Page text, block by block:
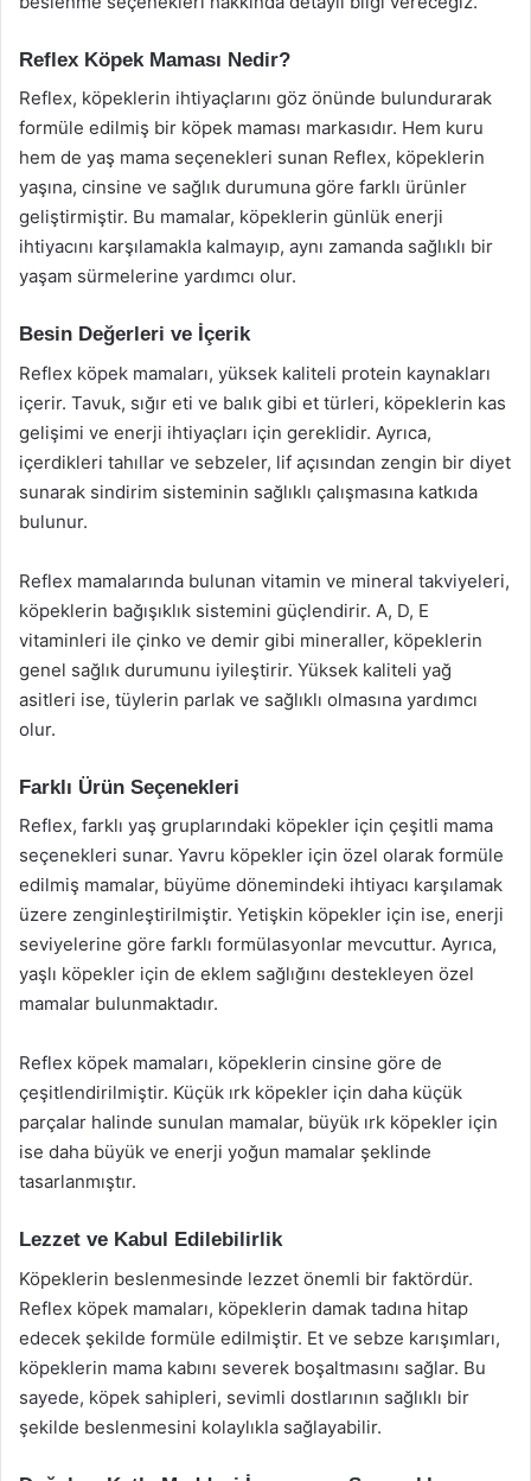
Reflex Köpek Maması Nedir?
Reflex, köpeklerin ihtiyaçlarını göz önünde bulundurarak
formüle edilmiş bir köpek maması markasıdır. Hem kuru
hem de yaş mama seçenekleri sunan Reflex, köpeklerin
yaşına, cinsine ve sağlık durumuna göre farklı ürünler
geliştirmiştir. Bu mamalar, köpeklerin günlük enerji
ihtiyacını karşılamakla kalmayıp, aynı zamanda sağlıklı bir
yaşam sürmelerine yardımcı olur.
Besin Değerleri ve İçerik
Reflex köpek mamaları, yüksek kaliteli protein kaynakları
içerir. Tavuk, sığır eti ve balık gibi et türleri, köpeklerin kas
gelişimi ve enerji ihtiyaçları için gereklidir. Ayrıca,
içerdikleri tahıllar ve sebzeler, lif açısından zengin bir diyet
sunarak sindirim sisteminin sağlıklı çalışmasına katkıda
bulunur.
Reflex mamalarında bulunan vitamin ve mineral takviyeleri,
köpeklerin bağışıklık sistemini güçlendirir. A, D, E
vitaminleri ile çinko ve demir gibi mineraller, köpeklerin
genel sağlık durumunu iyileştirir. Yüksek kaliteli yağ
asitleri ise, tüylerin parlak ve sağlıklı olmasına yardımcı
olur.
Farklı Ürün Seçenekleri
Reflex, farklı yaş gruplarındaki köpekler için çeşitli mama
seçenekleri sunar. Yavru köpekler için özel olarak formüle
edilmiş mamalar, büyüme dönemindeki ihtiyacı karşılamak
üzere zenginleştirilmiştir. Yetişkin köpekler için ise, enerji
seviyelerine göre farklı formülasyonlar mevcuttur. Ayrıca,
yaşlı köpekler için de eklem sağlığını destekleyen özel
mamalar bulunmaktadır.
Reflex köpek mamaları, köpeklerin cinsine göre de
çeşitlendirilmiştir. Küçük ırk köpekler için daha küçük
parçalar halinde sunulan mamalar, büyük ırk köpekler için
ise daha büyük ve enerji yoğun mamalar şeklinde
tasarlanmıştır.
Lezzet ve Kabul Edilebilirlik
Köpeklerin beslenmesinde lezzet önemli bir faktördür.
Reflex köpek mamaları, köpeklerin damak tadına hitap
edecek şekilde formüle edilmiştir. Et ve sebze karışımları,
köpeklerin mama kabını severek boşaltmasını sağlar. Bu
sayede, köpek sahipleri, sevimli dostlarının sağlıklı bir
şekilde beslenmesini kolaylıkla sağlayabilir.